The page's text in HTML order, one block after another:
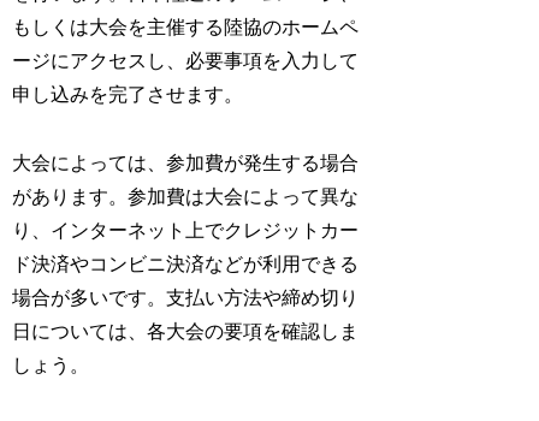
もしくは大会を主催する陸協のホームペ
ージにアクセスし、必要事項を入力して
申し込みを完了させます。
大会によっては、参加費が発生する場合
があります。参加費は大会によって異な
り、インターネット上でクレジットカー
ド決済やコンビニ決済などが利用できる
場合が多いです。支払い方法や締め切り
日については、各大会の要項を確認しま
しょう。